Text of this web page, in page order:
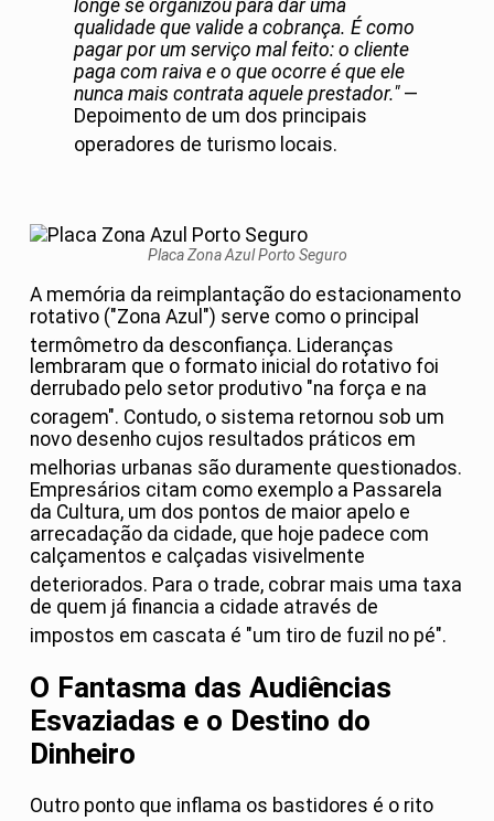
longe se organizou para dar uma
qualidade que valide a cobrança. É como
pagar por um serviço mal feito: o cliente
paga com raiva e o que ocorre é que ele
nunca mais contrata aquele prestador."—
Depoimento de um dos principais
operadores de turismo locais.
Placa Zona Azul Porto Seguro
A memória da reimplantação do estacionamento
rotativo ("Zona Azul") serve como o principal
termômetro da desconfiança. Lideranças
lembraram que o formato inicial do rotativo foi
derrubado pelo setor produtivo "na força e na
coragem". Contudo, o sistema retornou sob um
novo desenho cujos resultados práticos em
melhorias urbanas são duramente questionados.
Empresários citam como exemplo a Passarela
da Cultura, um dos pontos de maior apelo e
arrecadação da cidade, que hoje padece com
calçamentos e calçadas visivelmente
deteriorados. Para o trade, cobrar mais uma taxa
de quem já financia a cidade através de
impostos em cascata é "um tiro de fuzil no pé".
O Fantasma das Audiências
Esvaziadas e o Destino do
Dinheiro
Outro ponto que inflama os bastidores é o rito